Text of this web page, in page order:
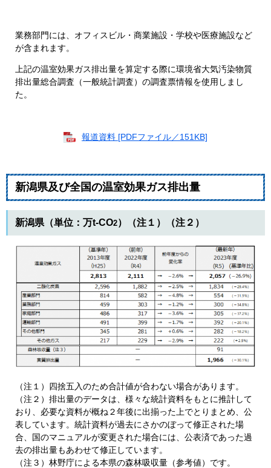
業務部門には、オフィスビル・商業施設・学校や医療施設など
が含まれます。
上記の温室効果ガス排出量を算定する際に環境省大気汚染物質
排出量総合調査（一般統計調査）の調査票情報を使用しまし
た。
報道資料 [PDFファイル／151KB]
新潟県及び全国の温室効果ガス排出量
新潟県（単位：万t-CO2）（注１）（注２）
（注１）四捨五入のため合計値が合わない場合があります。
（注２）排出量のデータは、様々な統計資料をもとに推計して
おり、必要な資料が概ね２年後に出揃った上でとりまとめ、公
表しています。統計資料が過去にさかのぼって修正された場
合、国のマニュアルが変更された場合には、公表済であった過
去の排出量もあわせて修正しています。
（注３）林野庁による本県の森林吸収量（参考値）です。